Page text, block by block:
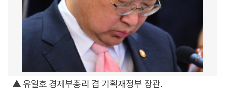
▲ 유일호 경제부총리 겸 기획재정부 장관.